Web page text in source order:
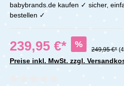
babybrands.de kaufen ✓ sicher,
bestellen ✓
239,95 €* %
249,95 €*
Preise inkl. MwSt. zzgl.